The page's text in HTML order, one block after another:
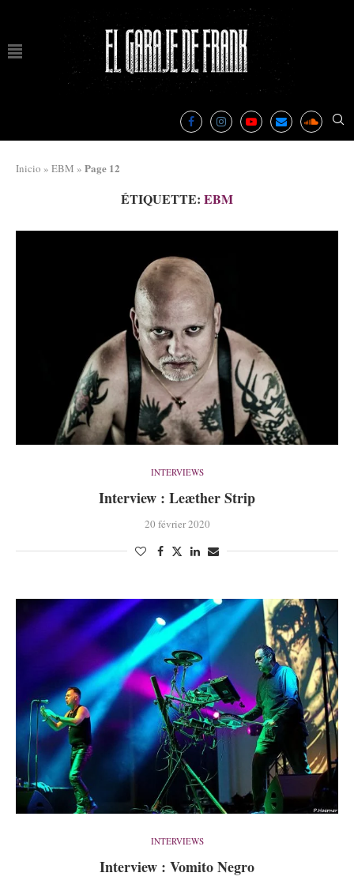
Inicio » EBM » Page 12
ÉTIQUETTE: EBM
INTERVIEWS
Interview : Leæther Strip
20 février 2020
INTERVIEWS
Interview : Vomito Negro